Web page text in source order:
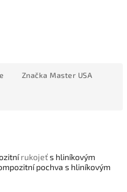
Značka Master USA
rukojeťs hliníkovým
pochva s hliníkovým